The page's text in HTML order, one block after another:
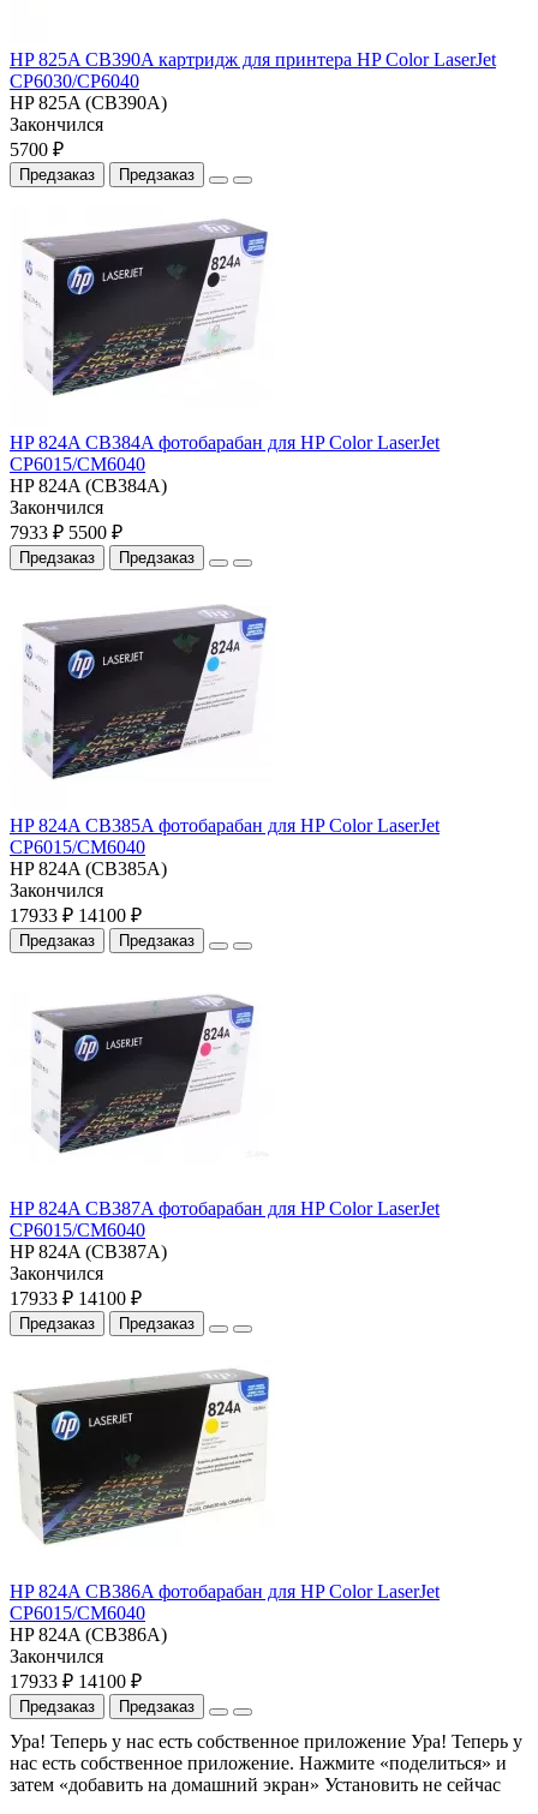
HP 825A CB390A картридж для принтера HP Color LaserJet
CP6030/CP6040
HP 825A (CB390A)
Закончился
5700 ₽
Предзаказ Предзаказ
HP 824A CB384A фотобарабан для HP Color LaserJet
CP6015/CM6040
HP 824A (CB384A)
Закончился
7933 ₽ 5500 ₽
Предзаказ Предзаказ
HP 824A CB385A фотобарабан для HP Color LaserJet
CP6015/CM6040
HP 824A (CB385A)
Закончился
17933 ₽ 14100 ₽
Предзаказ Предзаказ
HP 824A CB387A фотобарабан для HP Color LaserJet
CP6015/CM6040
HP 824A (CB387A)
Закончился
17933 ₽ 14100 ₽
Предзаказ Предзаказ
HP 824A CB386A фотобарабан для HP Color LaserJet
CP6015/CM6040
HP 824A (CB386A)
Закончился
17933 ₽ 14100 ₽
Предзаказ Предзаказ
Ура! Теперь у нас есть собственное приложение Ура! Теперь у
нас есть собственное приложение. Нажмите «поделиться» и
затем «добавить на домашний экран» Установить не сейчас